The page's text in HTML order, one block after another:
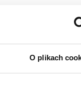
O plikach